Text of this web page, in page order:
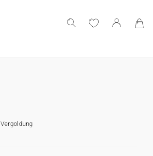
Vergoldung